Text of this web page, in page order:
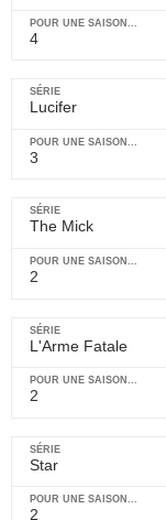
4
Lucifer
3
The Mick
2
L'Arme Fatale
2
Star
2